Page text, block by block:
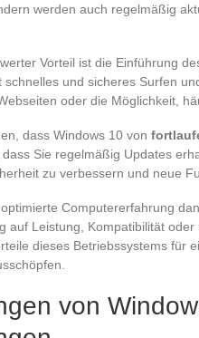
werden auch regelmäßig
Vorteil ist die Einführung
schnelles und sicheres Surfen
oder die Möglichkeit,
dass Windows 10 von
Sie regelmäßig Updates
zu verbessern und neue
Computererfahrung
auf Leistung, Kompatibilität
dieses Betriebssystems für
von